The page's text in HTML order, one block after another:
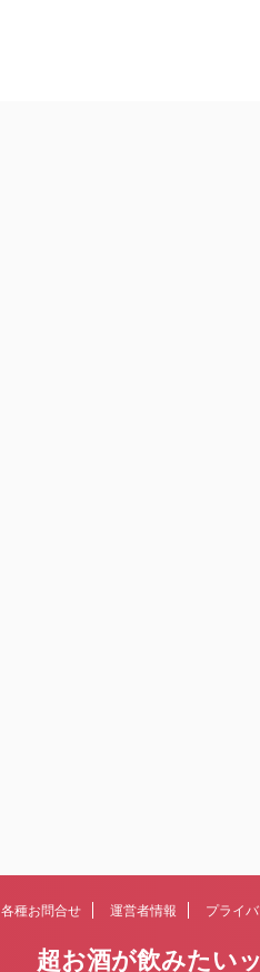
各種お問合せ 運営者情報 プライ
超お酒が飲みたい